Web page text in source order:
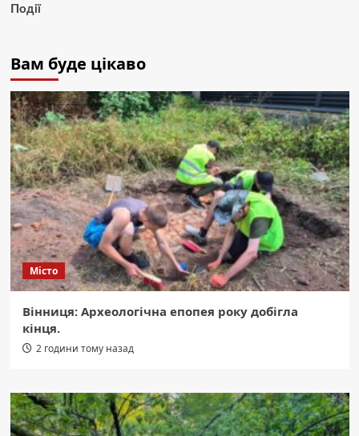
Події
Вам буде цікаво
Місто
Вінниця: Археологічна епопея року добігла
кінця.
2 години тому назад